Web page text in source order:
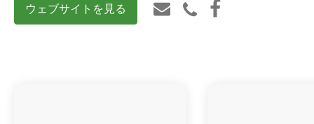
ウェブサイトを見る